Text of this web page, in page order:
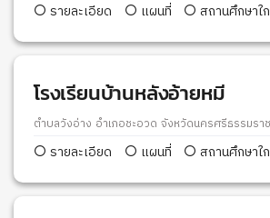
รายละเอียด แผนที่ สถานศึกษาใ
โรงเรียนบ้านหลังอ้ายหมี
ตำบลวังอ่าง อำเภอชะอวด จังหวัดนครศรีธรรมรา
รายละเอียด แผนที่ สถานศึกษาใ